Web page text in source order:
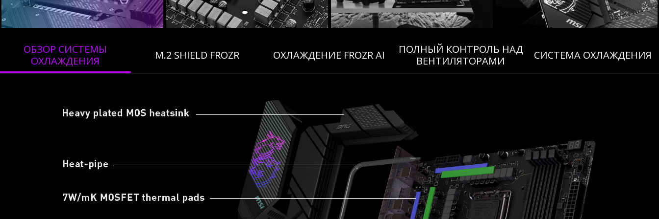
ОБЗОР СИСТЕМЫ
ОХЛАЖДЕНИЯ
M.2 SHIELD FROZR ОХЛАЖДЕНИЕ FROZR AI
ПОЛНЫЙ КОНТРОЛЬ НАД
ВЕНТИЛЯТОРАМИ
СИСТЕМА ОХЛАЖДЕНИЯ